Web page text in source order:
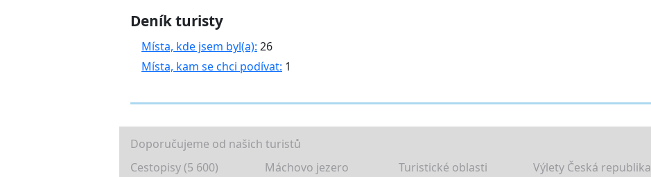
Deník turisty
Místa, kde jsem byl(a): 26
Místa, kam se chci podívat: 1
Doporučujeme od našich turistů
Cestopisy (5 600)
Máchovo jezero Turistické oblasti Výlety Česká republika